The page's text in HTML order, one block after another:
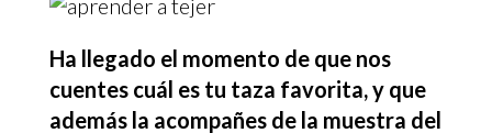
Ha llegado el momento de que nos
cuentes cuál es tu taza favorita, y que
además la acompañes de la muestra del